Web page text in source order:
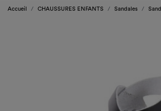
Accueil CHAUSSURES ENFANTS Sandales